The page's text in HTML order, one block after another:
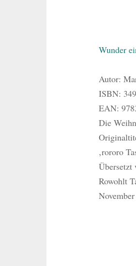
Wunder
Autor:
ISBN:
EAN:
Die
‚rororo
Übersetzt
Rowohlt